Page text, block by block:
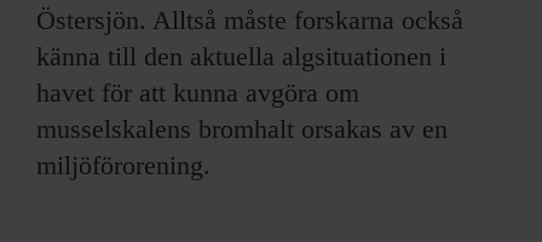
Östersjön. Alltså måste forskarna också
känna till den aktuella algsituationen i
havet för att kunna avgöra om
musselskalens bromhalt orsakas av en
miljöförorening.